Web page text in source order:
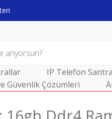
IP Telefon
Güvenlik Çözümleri